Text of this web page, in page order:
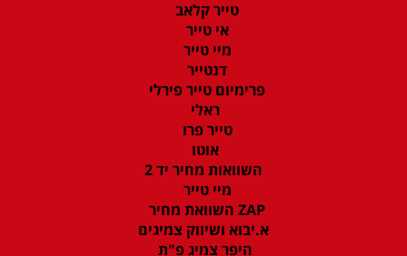
טייר קלאב
אי טייר
מיי טייר
דנטייר
פרימיום טייר פירלי
ראלי
טייר פרו
אוטו
השוואות מחיר יד 2
מיי טייר
ZAP השוואת מחיר
א.יבוא ושיווק צמיגים
היפר צמיג פ"ת